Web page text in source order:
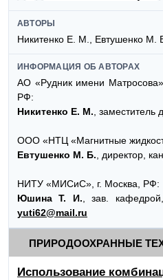
АВТОРЫ
Никитенко Е. М., Евтушенко М.
ИНФОРМАЦИЯ ОБ АВТОРАХ
АО «Рудник имени
РФ:
Никитенко Е. М., заместитель
ООО «НТЦ «Магнитные
Евтушенко М. Б., директор,
НИТУ «МИСиС», г. Москва, РФ:
Юшина Т. И., зав.
yuti62@mail.ru
ПРИРОДООХРАННЫЕ
Использование